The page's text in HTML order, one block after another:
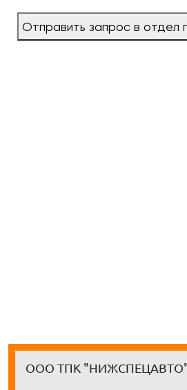
Отправить запрос в отдел
ООО ТПК